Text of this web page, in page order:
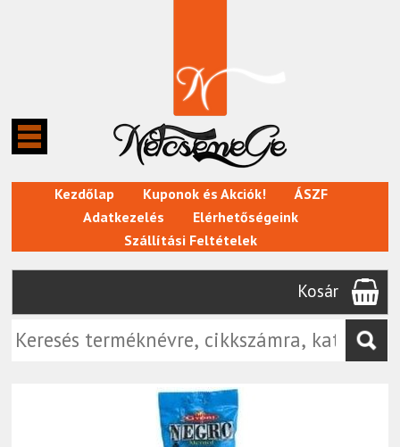
Kezdőlap Kuponok és Akciók!
ÁSZF
Adatkezelés
Elérhetőségeink
Szállítási Feltételek
Kosár